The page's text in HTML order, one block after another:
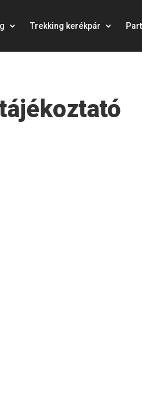
Trekking kerékpár